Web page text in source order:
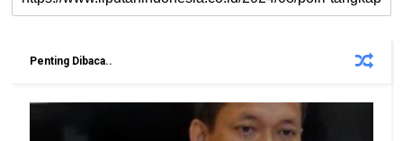
Penting Dibaca..